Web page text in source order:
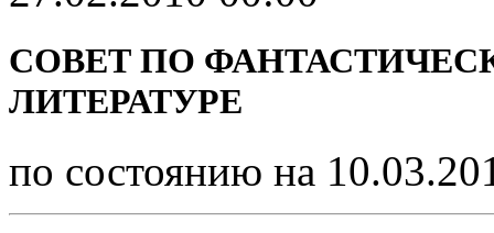
СОВЕТ ПО
ЛИТЕРАТУРЕ
по состоянию на